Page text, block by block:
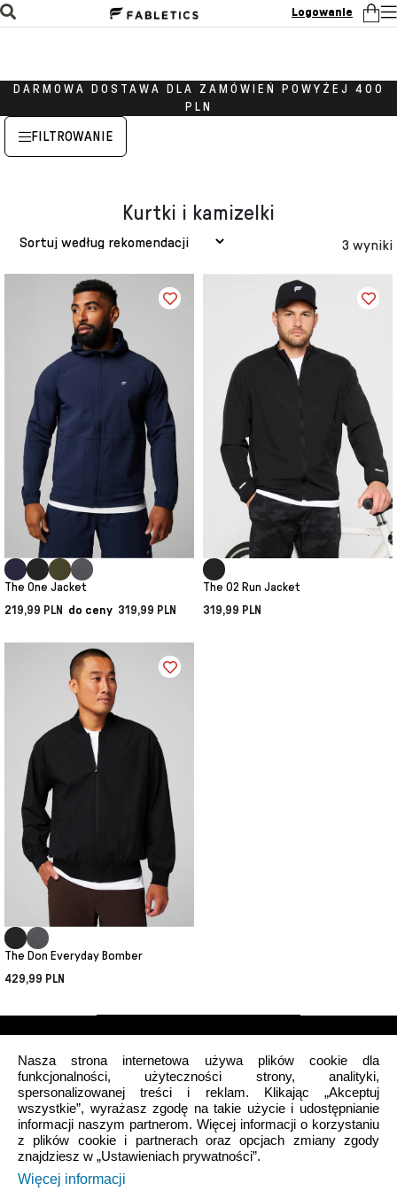
Logowanie
DARMOWA DOSTAWA DLA ZAMÓWIEŃ POWYŻEJ 400
PLN
FILTROWANIE
Kurtki i kamizelki
3 wyniki
The One Jacket
219,99 PLN
do ceny 319,99 PLN
The O2 Run Jacket
319,99 PLN
The Don Everyday Bomber
429,99 PLN
Mój profil
O nas
Nasza strona internetowa używa plików cookie dla
funkcjonalności, użyteczności strony, analityki,
spersonalizowanej treści i reklam. Klikając „Akceptuj
wszystkie”, wyrażasz zgodę na takie użycie i udostępnianie
informacji naszym partnerom. Więcej informacji o korzystaniu
z plików cookie i partnerach oraz opcjach zmiany zgody
znajdziesz w „Ustawieniach prywatności”.
Więcej informacji